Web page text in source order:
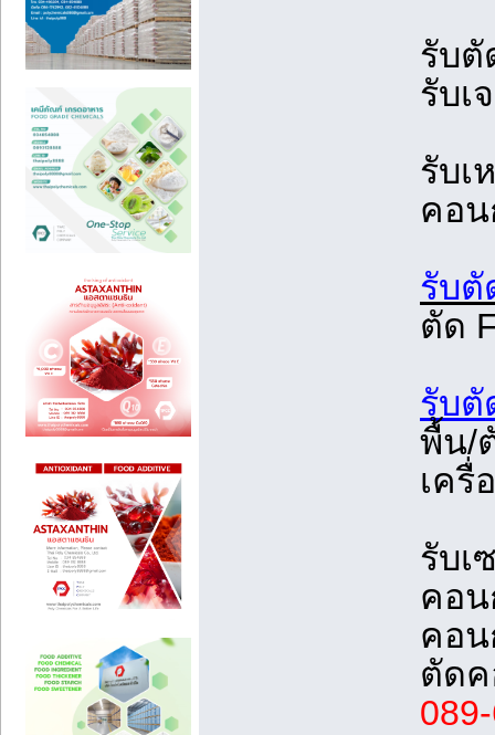
รับตั
รับเ
รับเ
คอ
รับ
ตัด
รับตั
พื้น/
เครื่
รับเ
คอ
คอน
ตัด